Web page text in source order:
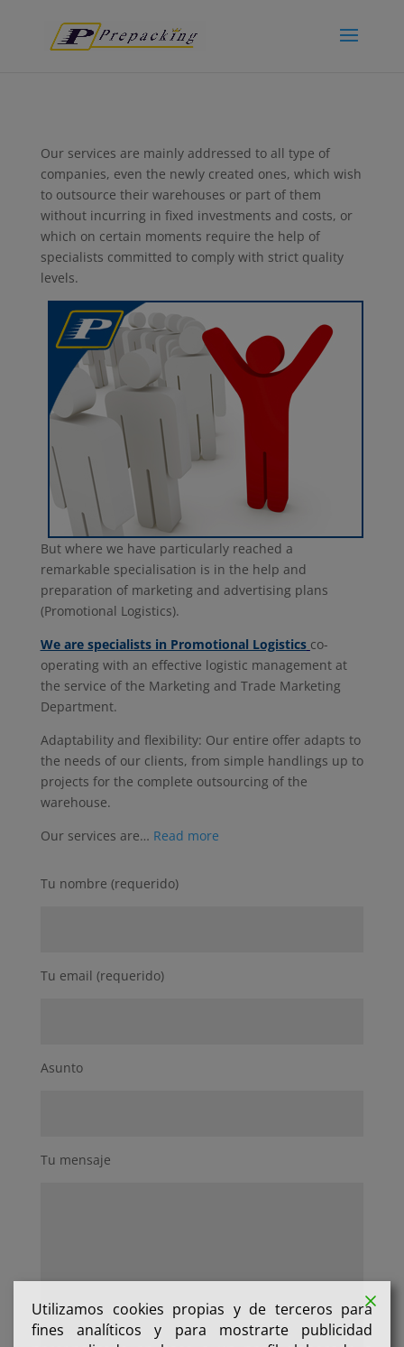
Our services are mainly addressed to all type of
companies, even the newly created ones, which wish
to outsource their warehouses or part of them
without incurring in fixed investments and costs, or
which on certain moments require the help of
specialists committed to comply with strict quality
levels.
But where we have particularly reached a
remarkable specialisation is in the help and
preparation of marketing and advertising plans
(Promotional Logistics).
We are specialists in Promotional Logistics co-
operating with an effective logistic management at
the service of the Marketing and Trade Marketing
Department.
Adaptability and flexibility: Our entire offer adapts to
the needs of our clients, from simple handlings up to
projects for the complete outsourcing of the
warehouse.
Our services are… Read more
Tu nombre (requerido)
Tu email (requerido)
Asunto
Tu mensaje
Utilizamos cookies propias y de terceros para
fines analíticos y para mostrarte publicidad